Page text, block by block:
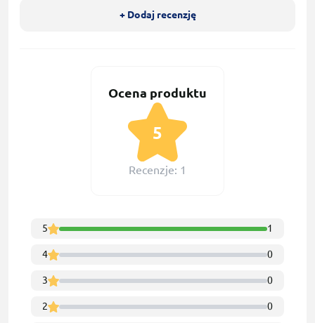
+ Dodaj recenzję
Ocena produktu
5
Recenzje: 1
5 1
4 0
3 0
2 0